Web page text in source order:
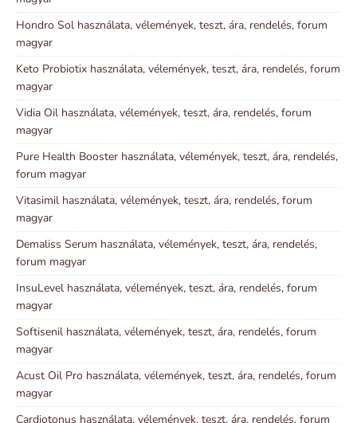
Hondro Sol használata, vélemények, teszt, ára, rendelés, forum
magyar
Keto Probiotix használata, vélemények, teszt, ára, rendelés, forum
magyar
Vidia Oil használata, vélemények, teszt, ára, rendelés, forum
magyar
Pure Health Booster használata, vélemények, teszt, ára, rendelés,
forum magyar
Vitasimil használata, vélemények, teszt, ára, rendelés, forum
magyar
Demaliss Serum használata, vélemények, teszt, ára, rendelés,
forum magyar
InsuLevel használata, vélemények, teszt, ára, rendelés, forum
magyar
Softisenil használata, vélemények, teszt, ára, rendelés, forum
magyar
Acust Oil Pro használata, vélemények, teszt, ára, rendelés, forum
magyar
Cardiotonus használata, vélemények, teszt, ára, rendelés, forum